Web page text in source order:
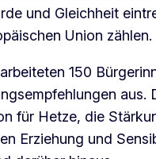
und Gleichheit
Union zählen.
150
aus.
für Hetze, die
Erziehung und